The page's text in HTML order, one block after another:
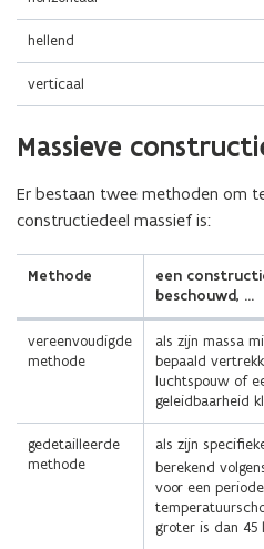
hellend
verticaal
Massieve
Er bestaan twee methoden om
constructiedeel massief is:
Methode
een
beschouwd, …
vereenvoudigde
methode
als zijn massa
bepaald
luchtspouw of
geleidbaarheid
gedetailleerde
methode
als zijn
berekend
voor een
groter is dan 45